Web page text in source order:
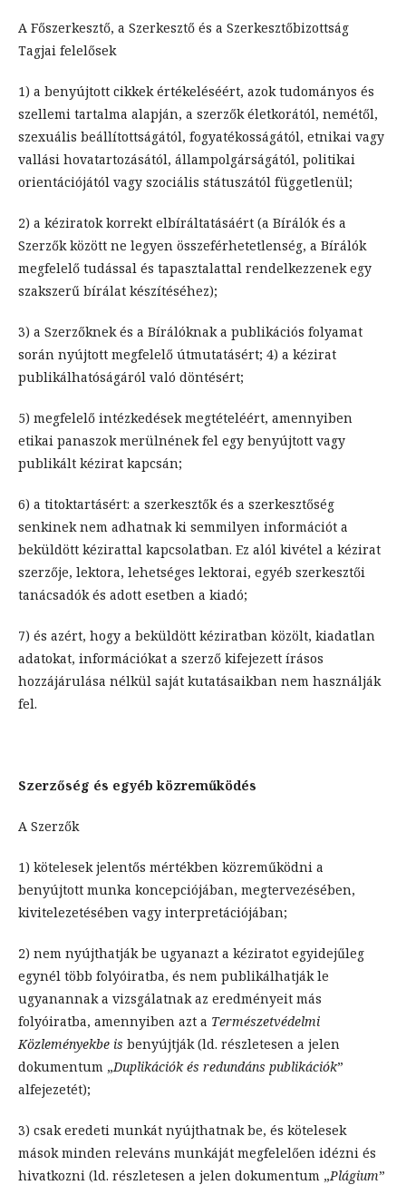
A Főszerkesztő, a Szerkesztő és a Szerkesztőbizottság
Tagjai felelősek
1) a benyújtott cikkek értékeléséért, azok tudományos és
szellemi tartalma alapján, a szerzők életkorától, nemétől,
szexuális beállítottságától, fogyatékosságától, etnikai vagy
vallási hovatartozásától, állampolgárságától, politikai
orientációjától vagy szociális státuszától függetlenül;
2) a kéziratok korrekt elbíráltatásáért (a Bírálók és a
Szerzők között ne legyen összeférhetetlenség, a Bírálók
megfelelő tudással és tapasztalattal rendelkezzenek egy
szakszerű bírálat készítéséhez);
3) a Szerzőknek és a Bírálóknak a publikációs folyamat
során nyújtott megfelelő útmutatásért; 4) a kézirat
publikálhatóságáról való döntésért;
5) megfelelő intézkedések megtételéért, amennyiben
etikai panaszok merülnének fel egy benyújtott vagy
publikált kézirat kapcsán;
6) a titoktartásért: a szerkesztők és a szerkesztőség
senkinek nem adhatnak ki semmilyen információt a
beküldött kézirattal kapcsolatban. Ez alól kivétel a kézirat
szerzője, lektora, lehetséges lektorai, egyéb szerkesztői
tanácsadók és adott esetben a kiadó;
7) és azért, hogy a beküldött kéziratban közölt, kiadatlan
adatokat, információkat a szerző kifejezett írásos
hozzájárulása nélkül saját kutatásaikban nem használják
fel.
Szerzőség és egyéb közreműködés
A Szerzők
1) kötelesek jelentős mértékben közreműködni a
benyújtott munka koncepciójában, megtervezésében,
kivitelezetésében vagy interpretációjában;
2) nem nyújthatják be ugyanazt a kéziratot egyidejűleg
egynél több folyóiratba, és nem publikálhatják le
ugyanannak a vizsgálatnak az eredményeit más
folyóiratba, amennyiben azt a Természetvédelmi
Közleményekbe is benyújtják (ld. részletesen a jelen
dokumentum „Duplikációk és redundáns publikációk”
alfejezetét);
3) csak eredeti munkát nyújthatnak be, és kötelesek
mások minden releváns munkáját megfelelően idézni és
hivatkozni (ld. részletesen a jelen dokumentum „Plágium”